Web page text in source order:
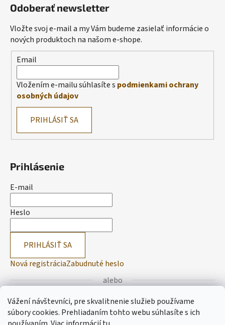
Vážení návštevníci, pre skvalitnenie služieb používame
súbory cookies. Prehliadaním tohto webu súhlasíte s ich
Odoberať newsletter
Vložte svoj e-mail a my Vám budeme zasielať informácie o
nových produktoch na našom e-shope.
Email
Vložením e-mailu súhlasíte s podmienkami ochrany
osobných údajov
PRIHLÁSIŤ SA
Prihlásenie
E-mail
Heslo
PRIHLÁSIŤ SA
Nová registráciaZabudnuté heslo
alebo
Prihlásiť sa cez Facebook